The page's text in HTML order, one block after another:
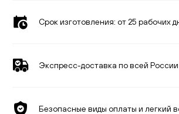
Срок изготовления: от 25 рабочих
Экспресс-доставка по всей России
Безопасные виды оплаты и легкий